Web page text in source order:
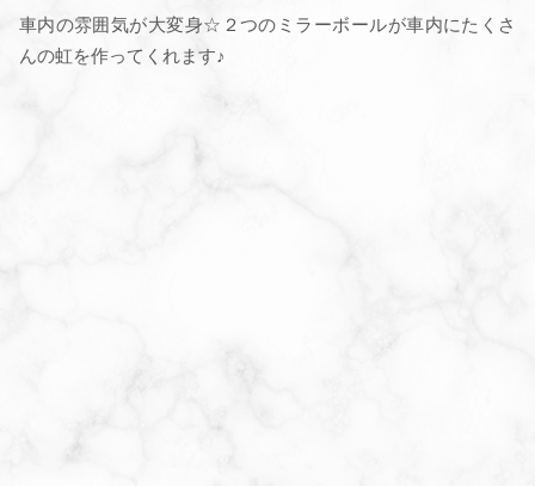
車内の雰囲気が大変身☆２つのミラーボールが車内にたくさ
んの虹を作ってくれます♪